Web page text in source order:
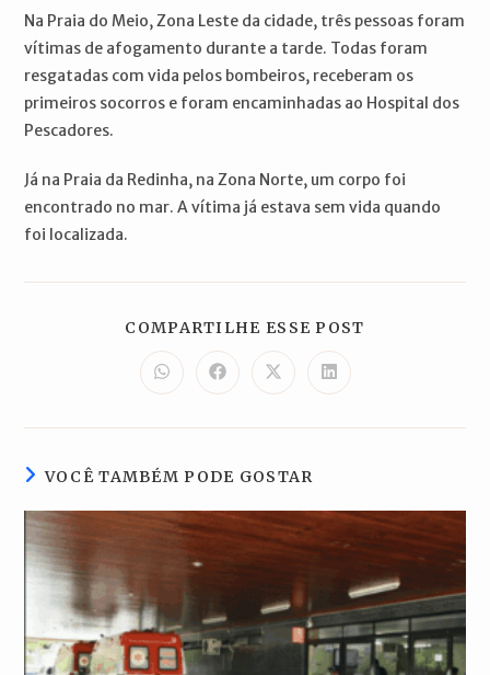
Na Praia do Meio, Zona Leste da cidade, três pessoas foram
vítimas de afogamento durante a tarde. Todas foram
resgatadas com vida pelos bombeiros, receberam os
primeiros socorros e foram encaminhadas ao Hospital dos
Pescadores.
Já na Praia da Redinha, na Zona Norte, um corpo foi
encontrado no mar. A vítima já estava sem vida quando
foi localizada.
COMPARTILHE ESSE POST
Abre
em
nova
Abre
em
nova
Abre
em
nova
Abre
em
nova
VOCÊ TAMBÉM PODE GOSTAR